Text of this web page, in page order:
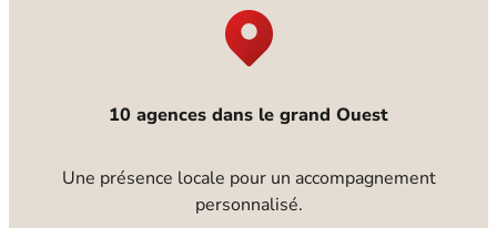
10 agences dans le grand Ouest
Une présence locale pour un accompagnement
personnalisé.